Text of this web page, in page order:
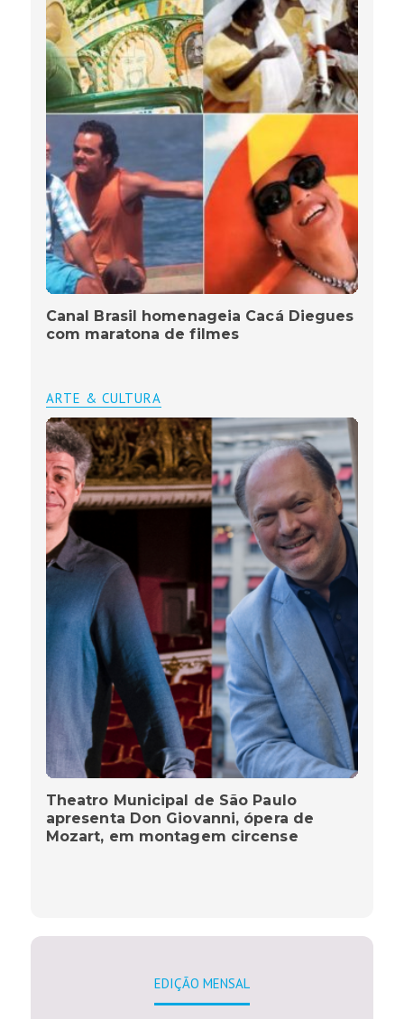
Canal Brasil homenageia Cacá Diegues
com maratona de filmes
ARTE & CULTURA
Theatro Municipal de São Paulo
apresenta Don Giovanni, ópera de
Mozart, em montagem circense
EDIÇÃO MENSAL